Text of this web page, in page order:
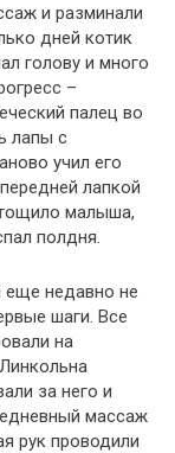
и разминали
дней котик
голову и много
–
палец во
лапы с
учил его
лапкой
малыша,
полдня.
недавно не
шаги. Все
на
за него и
массаж
рук проводили